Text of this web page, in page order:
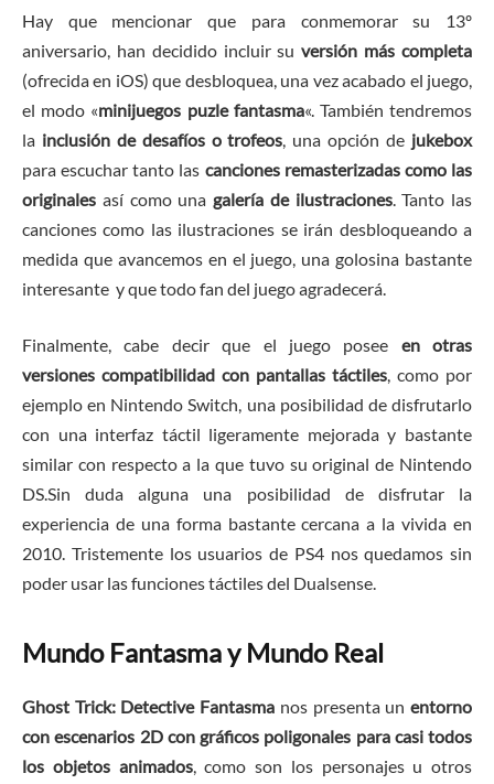
Hay que mencionar que para conmemorar su 13º
aniversario, han decidido incluir suversión más completa
(ofrecida en iOS) que desbloquea, una vez acabado el juego,
el modo «minijuegos puzle fantasma«. También tendremos
la inclusión de desafíos o trofeos , una opción de jukebox
para escuchar tanto las canciones remasterizadas como las
originales así como una galería de ilustraciones. Tanto las
canciones como las ilustraciones se irán desbloqueando a
medida que avancemos en el juego, una golosina bastante
interesante y que todo fan del juego agradecerá.
Finalmente, cabe decir que el juego posee en otras
versiones compatibilidad con pantallas táctiles, como por
ejemplo en Nintendo Switch, una posibilidad de disfrutarlo
con una interfaz táctil ligeramente mejorada y bastante
similar con respecto a la que tuvo su original de Nintendo
DS.Sin duda alguna una posibilidad de disfrutar la
experiencia de una forma bastante cercana a la vivida en
2010. Tristemente los usuarios de PS4 nos quedamos sin
poder usar las funciones táctiles del Dualsense.
Mundo Fantasma y Mundo Real
Ghost Trick: Detective Fantasma nos presenta unentorno
con escenarios 2D con gráficos poligonales para casi todos
los objetos animados, como son los personajes u otros